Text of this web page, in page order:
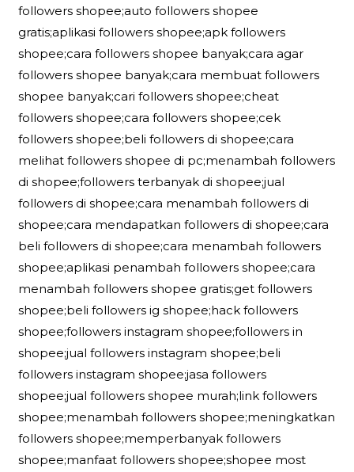
followers shopee;auto followers shopee
gratis;aplikasi followers shopee;apk followers
shopee;cara followers shopee banyak;cara agar
followers shopee banyak;cara membuat followers
shopee banyak;cari followers shopee;cheat
followers shopee;cara followers shopee;cek
followers shopee;beli followers di shopee;cara
melihat followers shopee di pc;menambah followers
di shopee;followers terbanyak di shopee;jual
followers di shopee;cara menambah followers di
shopee;cara mendapatkan followers di shopee;cara
beli followers di shopee;cara menambah followers
shopee;aplikasi penambah followers shopee;cara
menambah followers shopee gratis;get followers
shopee;beli followers ig shopee;hack followers
shopee;followers instagram shopee;followers in
shopee;jual followers instagram shopee;beli
followers instagram shopee;jasa followers
shopee;jual followers shopee murah;link followers
shopee;menambah followers shopee;meningkatkan
followers shopee;memperbanyak followers
shopee;manfaat followers shopee;shopee most